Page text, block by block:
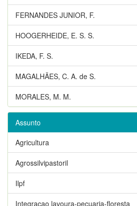
FERNANDES JUNIOR, F.
HOOGERHEIDE, E. S. S.
IKEDA, F. S.
MAGALHÃES, C. A. de S.
MORALES, M. M.
Assunto
Agricultura
Agrossilvipastoril
Ilpf
Integracao lavoura-pecuaria-floresta